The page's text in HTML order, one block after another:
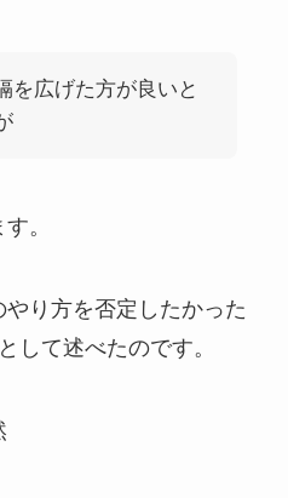
を広げた方が良いと
。
り方を否定したかった
して述べたのです。